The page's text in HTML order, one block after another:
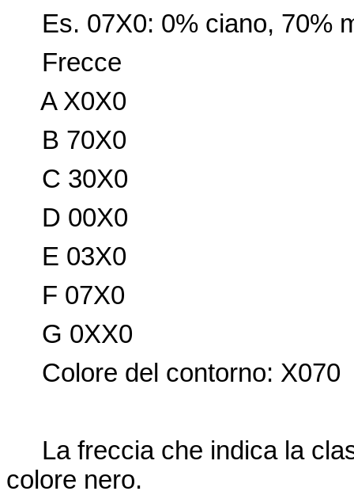
Es. 07X0: 0% ciano, 70%
Frecce
A X0X0
B 70X0
C 30X0
D 00X0
E 03X0
F 07X0
G 0XX0
Colore del contorno: X070
La freccia che indica la
colore nero.